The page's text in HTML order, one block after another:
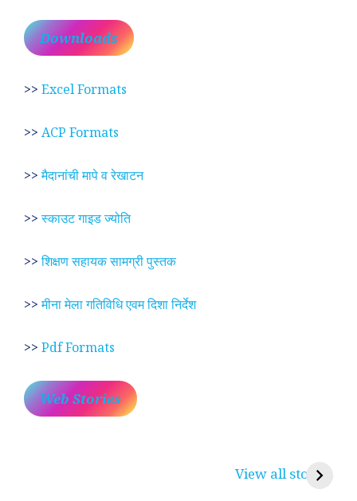
Downloads
>> Excel Formats
>> ACP Formats
>>मैदानांची मापे व रेखाटन
>>स्काउट गाइड ज्योति
>>शिक्षण सहायक सामग्री पुस्तक
>>मीना मेला गतिविधि एवम दिशा निर्देश
>> Pdf Formats
Web Stories
View all stories
रामसा पीर, रुणेचा रा